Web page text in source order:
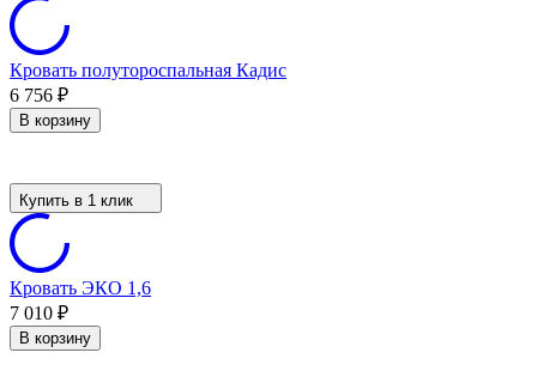
Кровать полутороспальная Кадис
6 756 ₽
В корзину
Купить в 1 клик
Кровать ЭКО 1,6
7 010 ₽
В корзину